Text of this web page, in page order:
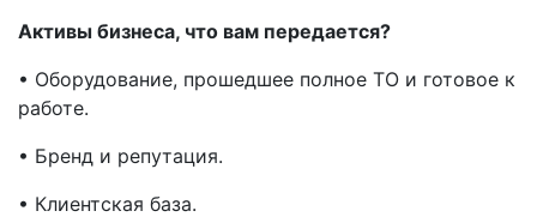
Активы бизнеса, что вам передается?
• Оборудование, прошедшее полное ТО и готовое к
работе.
• Бренд и репутация.
• Клиентская база.